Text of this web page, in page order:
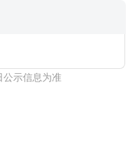
公示信息为准